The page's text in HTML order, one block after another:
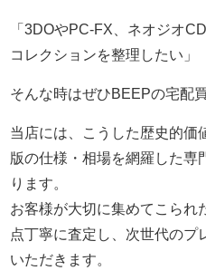
「3DOやPC-FX、ネオジオ
コレクションを整理したい」
そんな時はぜひBEEPの宅配
当店には、こうした歴史的価
版の仕様・相場を網羅した専
ります。
お客様が大切に集めてこられ
点丁寧に査定し、次世代のプ
いただきます。